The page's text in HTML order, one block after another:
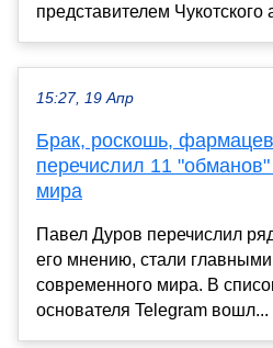
представителем Чукотского
15:27, 19 Апр
Брак, роскошь,
перечислил 11
мира
Павел Дуров перечислил
его мнению, стали
современного мира. В
основателя Telegram вошл...